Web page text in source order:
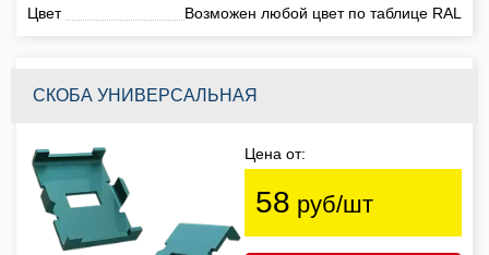
Цвет
Возможен любой цвет по таблице RAL
СКОБА УНИВЕРСАЛЬНАЯ
Цена от:
58 руб/шт